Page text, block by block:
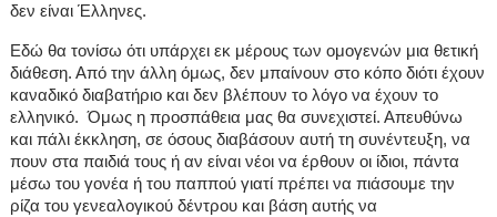
δεν είναι Έλληνες.
Εδώ θα τονίσω ότι υπάρχει εκ μέρους των ομογενών μια θετική
διάθεση. Από την άλλη όμως, δεν μπαίνουν στο κόπο διότι έχουν
καναδικό διαβατήριο και δεν βλέπουν το λόγο να έχουν το
ελληνικό. Όμως η προσπάθεια μας θα συνεχιστεί. Απευθύνω
και πάλι έκκληση, σε όσους διαβάσουν αυτή τη συνέντευξη, να
πουν στα παιδιά τους ή αν είναι νέοι να έρθουν οι ίδιοι, πάντα
μέσω του γονέα ή του παππού γιατί πρέπει να πιάσουμε την
ρίζα του γενεαλογικού δέντρου και βάση αυτής να